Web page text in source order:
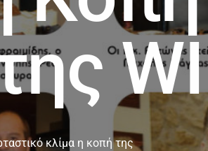
κλίμα η κοπή της